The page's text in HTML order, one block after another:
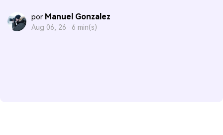
por Manuel Gonzalez
Aug 06, 26 · 6 min(s)